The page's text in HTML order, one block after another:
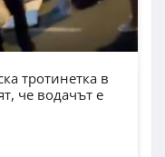
тротинетка в
че водачът е